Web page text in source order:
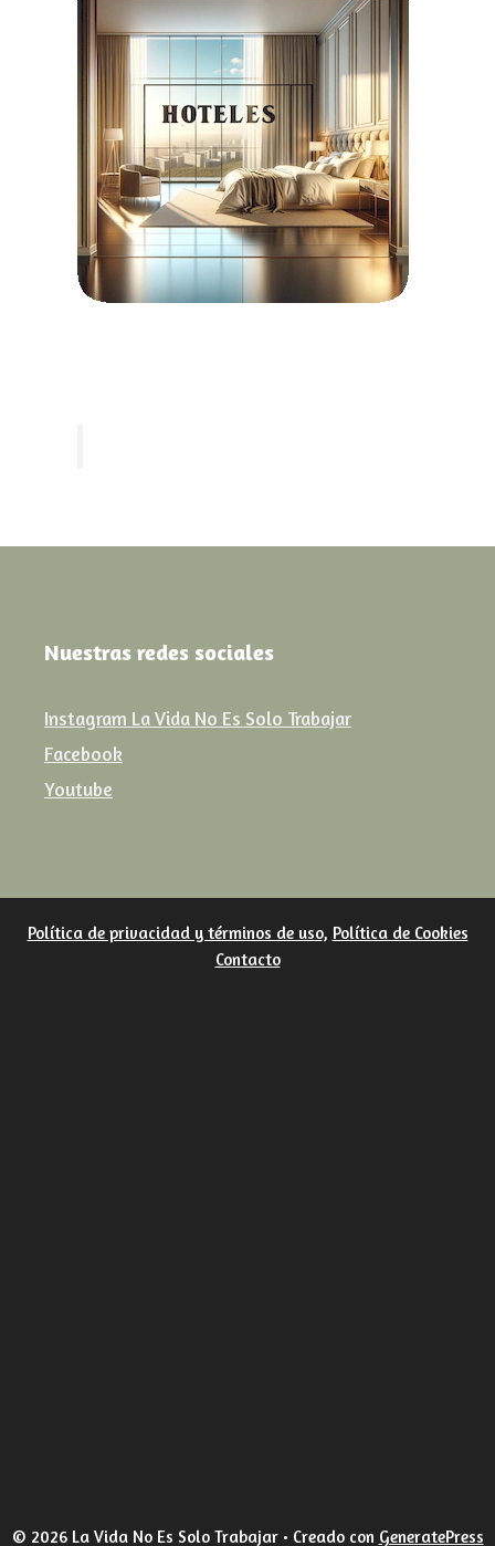
Nuestras redes sociales
Instagram La Vida No Es Solo Trabajar
Facebook
Youtube
Política de privacidad y términos de uso, Política de Cookies
Contacto
© 2026 La Vida No Es Solo Trabajar• Creado con GeneratePress